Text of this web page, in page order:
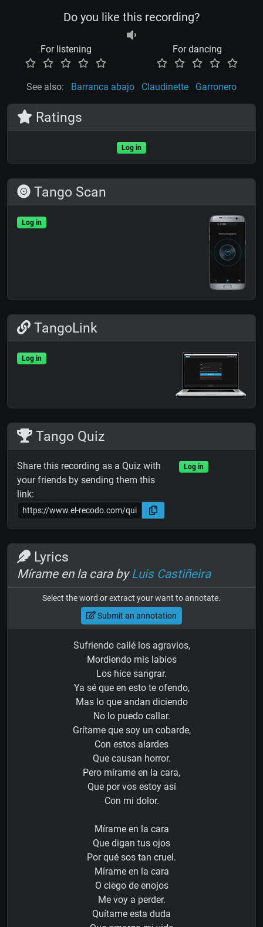
Do you like this recording?
For listening For dancing
See also: Barranca abajo Claudinette Garronero
Ratings
Log in
Tango Scan
Log in
TangoLink
Log in
Tango Quiz
Share this recording as a Quiz with
your friends by sending them this
link:
Log in
Lyrics
Mírame en la cara byLuis Castiñeira
Select the word or extract your want to annotate.
Submit an annotation
Sufriendo callé los agravios,
Mordiendo mis labios
Los hice sangrar.
Ya sé que en esto te ofendo,
Mas lo que andan diciendo
No lo puedo callar.
Grítame que soy un cobarde,
Con estos alardes
Que causan horror.
Pero mírame en la cara,
Que por vos estoy así
Con mi dolor.
Mírame en la cara
Que digan tus ojos
Por qué sos tan cruel.
Mírame en la cara
O ciego de enojos
Me voy a perder.
Quítame esta duda